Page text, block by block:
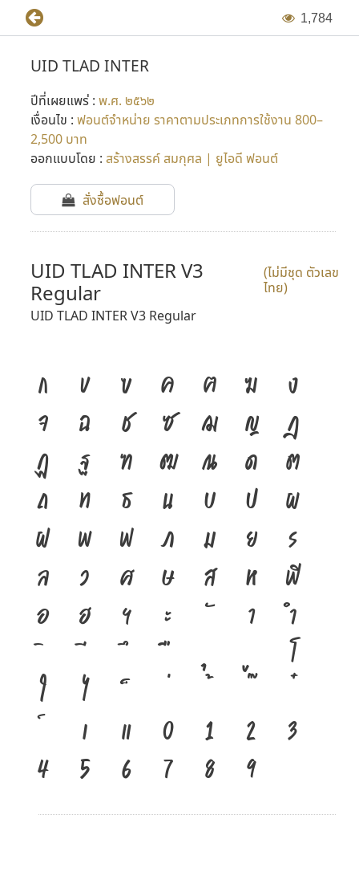
1,784
UID TLAD INTER
ปีที่เผยแพร่ : พ.ศ. ๒๕๖๒
เงื่อนไข : ฟอนต์จำหน่าย ราคาตามประเภทการใช้งาน 800–
2,500 บาท
ออกแบบโดย : สร้างสรรค์ สมกุศล | ยูไอดี ฟอนต์
สั่งซื้อฟอนต์
UID TLAD INTER V3
Regular
(ไม่มีชุด ตัวเลข
ไทย)
UID TLAD INTER V3 Regular
ก ข ฃ ค ฅ ฆ
ง
จ
ฉ ช ซ ฌ ญ
ฎ
ฏ
ฐ ฑ ฒ ณ ด
ต
ถ
ท ธ น บ ป
ผ
ฝ
พ ฟ ภ ม ย
ร
ล
ว ศ ษ ส ห
ฬ
อ
ฮ ฯ ะ า
ำ
โ
ใ
ไ
เ
แ ๐ ๑ ๒
๓
๔
๕ ๖ ๗ ๘ ๙